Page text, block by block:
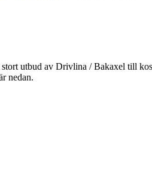
utbud av Drivlina / Bakaxel till
nedan.